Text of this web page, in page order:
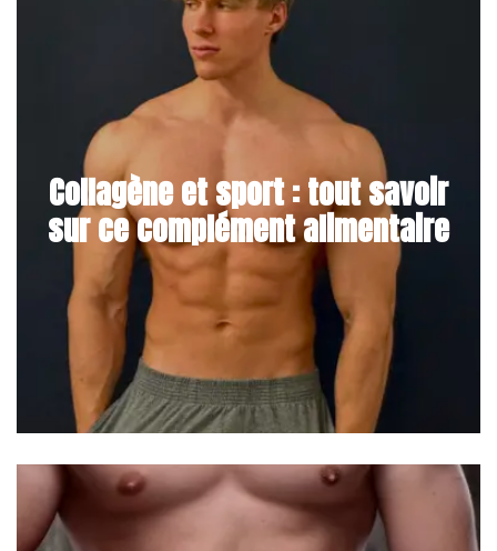
Collagène et sport : tout savoir
sur ce complément alimentaire